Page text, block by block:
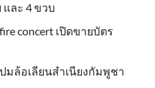
ละ 4 ขวบ
concert เปิดขายบัตร
มล้อเลียนสำเนียงกัมพูชา